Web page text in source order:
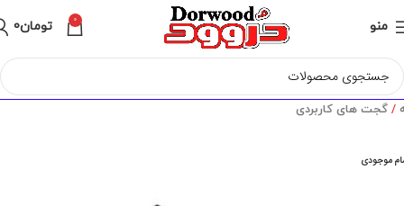
منو 0 تومان0
گجت های کاربردی
موجودی